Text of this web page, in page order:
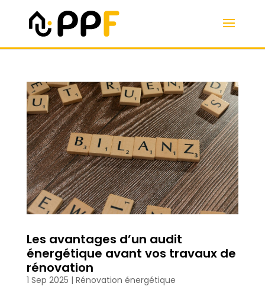
Les avantages d’un audit
énergétique avant vos travaux de
rénovation
1 Sep 2025 | Rénovation énergétique